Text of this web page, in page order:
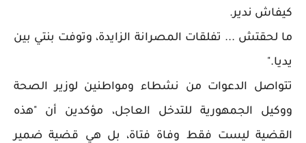
كيفاش ندير.
ما لحقتش ... تفلقات المصرانة الزايدة، وتوفت بنتي بين
يديا."
تتواصل الدعوات من نشطاء ومواطنين لوزير الصحة
ووكيل الجمهورية للتدخل العاجل، مؤكدين أن "هذه
القضية ليست فقط وفاة فتاة، بل هي قضية ضمير